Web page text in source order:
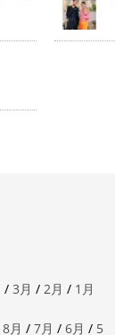
/ 3月 / 2月 / 1月
8月 / 7月 / 6月 / 5